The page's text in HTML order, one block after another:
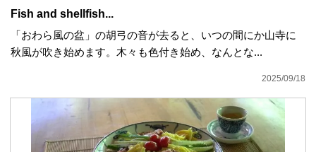
Fish and shellfish...
「おわら風の盆」の胡弓の音が去ると、いつの間にか山寺に
秋風が吹き始めます。木々も色付き始め、なんとな...
2025/09/18